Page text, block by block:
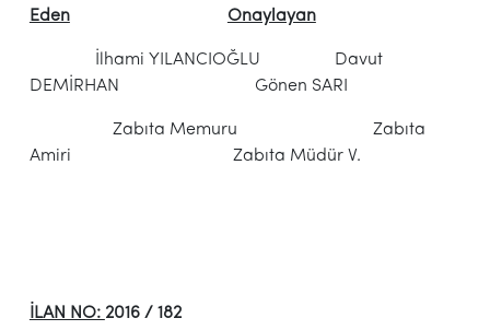
Eden
Onaylayan
İlhami YILANCIOĞLU Davut
DEMİRHAN Gönen SARI
Zabıta Memuru Zabıta
Amiri Zabıta Müdür V.
İLAN NO: 2016 / 182